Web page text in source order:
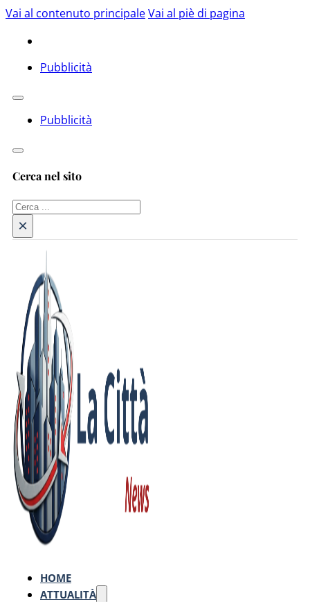
Vai al contenuto principaleVai al piè di pagina
Pubblicità
Pubblicità
Cerca nel sito
Cerca
×
HOME
ATTUALITÀ